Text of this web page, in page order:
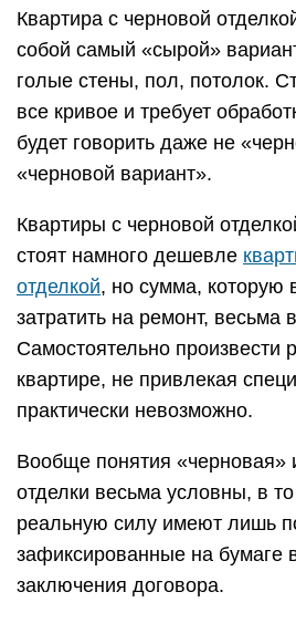
Квартира с черновой
собой самый «сырой»
голые стены, пол, потолок.
все кривое и требует
будет говорить даже не
«черновой вариант».
Квартиры с черновой
стоят намного дешевле
отделкой, но сумма, которую
затратить на ремонт, весьма
Самостоятельно произвести
квартире, не привлекая
практически невозможно.
Вообще понятия «черновая»
отделки весьма условны, в
реальную силу имеют лишь
зафиксированные на бумаге
заключения договора.